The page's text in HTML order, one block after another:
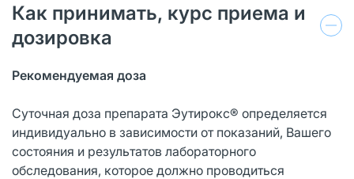
Как принимать, курс приема и
дозировка
Рекомендуемая доза
Суточная доза препарата Эутирокс® определяется
индивидуально в зависимости от показаний, Вашего
состояния и результатов лабораторного
обследования, которое должно проводиться